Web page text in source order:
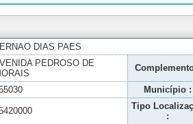
DIAS PAES
PEDROSO DE
Município :
Tipo
: